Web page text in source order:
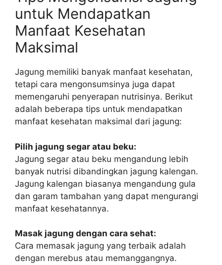
untuk Mendapatkan
Manfaat Kesehatan
Maksimal
Jagung memiliki banyak manfaat kesehatan,
tetapi cara mengonsumsinya juga dapat
memengaruhi penyerapan nutrisinya. Berikut
adalah beberapa tips untuk mendapatkan
manfaat kesehatan maksimal dari jagung:
Pilih jagung segar atau beku:
Jagung segar atau beku mengandung lebih
banyak nutrisi dibandingkan jagung kalengan.
Jagung kalengan biasanya mengandung gula
dan garam tambahan yang dapat mengurangi
manfaat kesehatannya.
Masak jagung dengan cara sehat:
Cara memasak jagung yang terbaik adalah
dengan merebus atau memanggangnya.